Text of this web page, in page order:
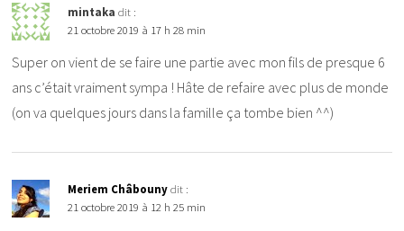
mintaka dit :
21 octobre 2019 à 17 h 28 min
Super on vient de se faire une partie avec mon fils de presque 6
ans c’était vraiment sympa ! Hâte de refaire avec plus de monde
(on va quelques jours dans la famille ça tombe bien ^^)
Meriem Châbouny dit :
21 octobre 2019 à 12 h 25 min